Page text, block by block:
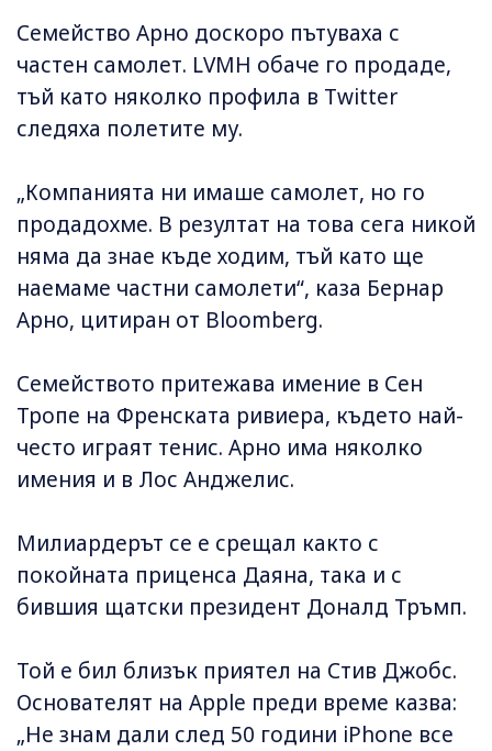
Семейство Арно доскоро пътуваха с
частен самолет. LVMH обаче го продаде,
тъй като няколко профила в Twitter
следяха полетите му.
„Компанията ни имаше самолет, но го
продадохме. В резултат на това сега никой
няма да знае къде ходим, тъй като ще
наемаме частни самолети“, каза Бернар
Арно, цитиран от Bloomberg.
Семейството притежава имение в Сен
Тропе на Френската ривиера, където най-
често играят тенис. Арно има няколко
имения и в Лос Анджелис.
Милиардерът се е срещал както с
покойната приценса Даяна, така и с
бившия щатски президент Доналд Тръмп.
Той е бил близък приятел на Стив Джобс.
Основателят на Apple преди време казва:
„Не знам дали след 50 години iPhone все